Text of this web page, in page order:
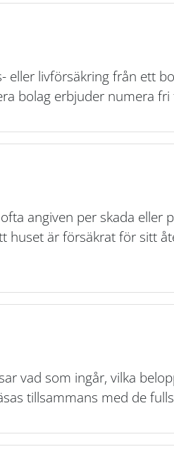
livförsäkring från ett
bolag erbjuder numera
angiven per skada eller
är försäkrat för sitt
vad som ingår, vilka
tillsammans med de